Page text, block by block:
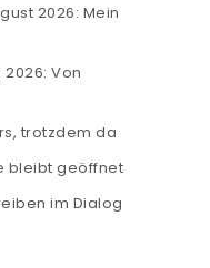
2026: Mein
Von
trotzdem da
bleibt geöffnet
im Dialog